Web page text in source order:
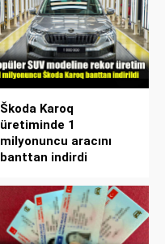
Škoda Karoq
üretiminde 1
milyonuncu aracını
banttan indirdi